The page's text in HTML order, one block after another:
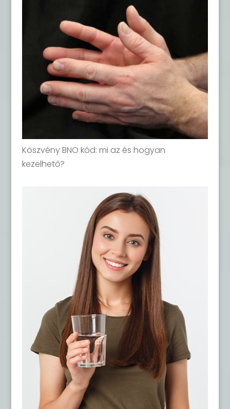
Köszvény BNO kód: mi az és hogyan
kezelhető?